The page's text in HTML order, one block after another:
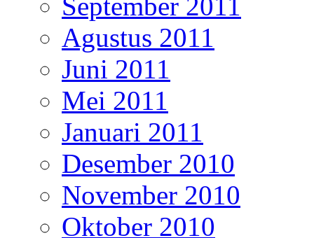
Agustus 2011
Juni 2011
Mei 2011
Januari 2011
Desember 2010
November 2010
Oktober 2010